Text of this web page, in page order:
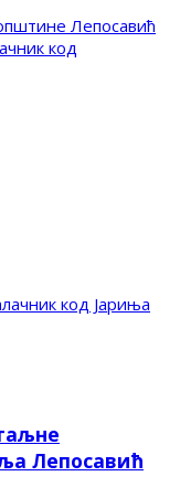
код
код Јариња
Лепосавић